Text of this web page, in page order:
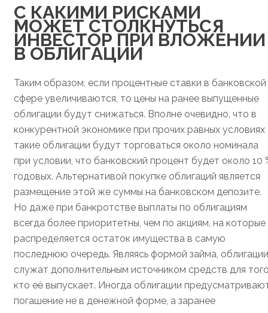
С КАКИМИ РИСКАМИ
МОЖЕТ СТОЛКНУТЬСЯ
ИНВЕСТОР ПРИ ВЛОЖЕНИИ
В ОБЛИГАЦИИ
Таким образом, если процентные ставки в банковской
сфере увеличиваются, то цены на ранее выпущенные
облигации будут снижаться. Вполне очевидно, что в
конкурентной экономике при прочих равных условиях
такие облигации будут торговаться около номинала
при условии, что банковский процент будет около 10
годовых. Альтернативой покупке облигаций является
размещение этой же суммы на банковском депозите.
Но даже при банкротстве выплаты по облигациям
всегда более приоритетны, чем по акциям, на которые
распределяется остаток имущества в самую
последнюю очередь. Являясь формой займа, облигации
служат дополнительным источником средств для
кто её выпускает. Иногда облигации
погашение не в денежной форме, а заранее